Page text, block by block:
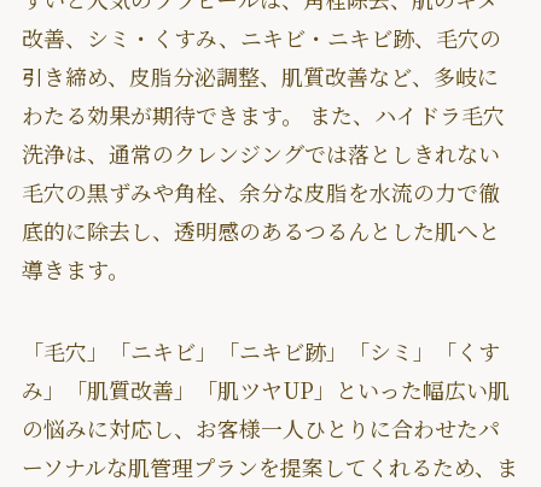
改善、シミ・くすみ、ニキビ・ニキビ跡、毛穴の
引き締め、皮脂分泌調整、肌質改善など、多岐に
わたる効果が期待できます。 また、ハイドラ毛穴
洗浄は、通常のクレンジングでは落としきれない
毛穴の黒ずみや角栓、余分な皮脂を水流の力で徹
底的に除去し、透明感のあるつるんとした肌へと
導きます。
「毛穴」「ニキビ」「ニキビ跡」「シミ」「くす
み」「肌質改善」「肌ツヤUP」といった幅広い肌
の悩みに対応し、お客様一人ひとりに合わせたパ
ーソナルな肌管理プランを提案してくれるため、ま